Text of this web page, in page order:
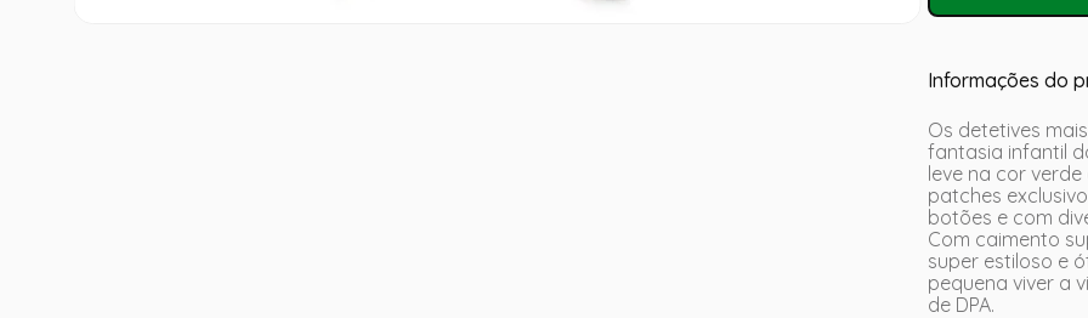
Informações do
Os detetives
fantasia infantil
leve na cor
patches
botões e com
Com caimento
super estiloso e
pequena viver a
de DPA.